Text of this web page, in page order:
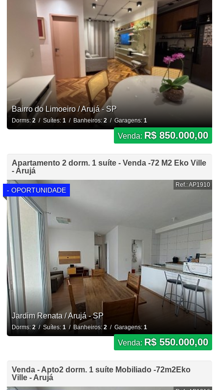
Bairro do Limoeiro / Arujá - SP
Dorms: 2/ Suítes: 1 / Banheiros: 2/ Garagens: 1
Venda: R$ 850.000,00
Apartamento 2 dorm. 1 suíte - Venda -72 M2 Eko Ville
- Arujá
- OPORTUNIDADE
Ref.: AP1910
Jardim Renata / Arujá - SP
Dorms: 2/ Suítes: 1/ Banheiros: 2/ Garagens: 1
Venda: R$ 550.000,00
Venda - Apto2 dorm. 1 suíte Mobiliado -72m2Eko
Ville - Arujá